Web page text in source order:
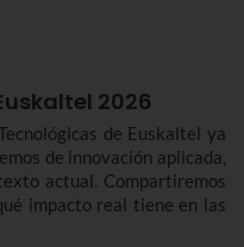
2026
de Euskaltel ya
de innovación aplicada,
actual. Compartiremos
impacto real tiene en las